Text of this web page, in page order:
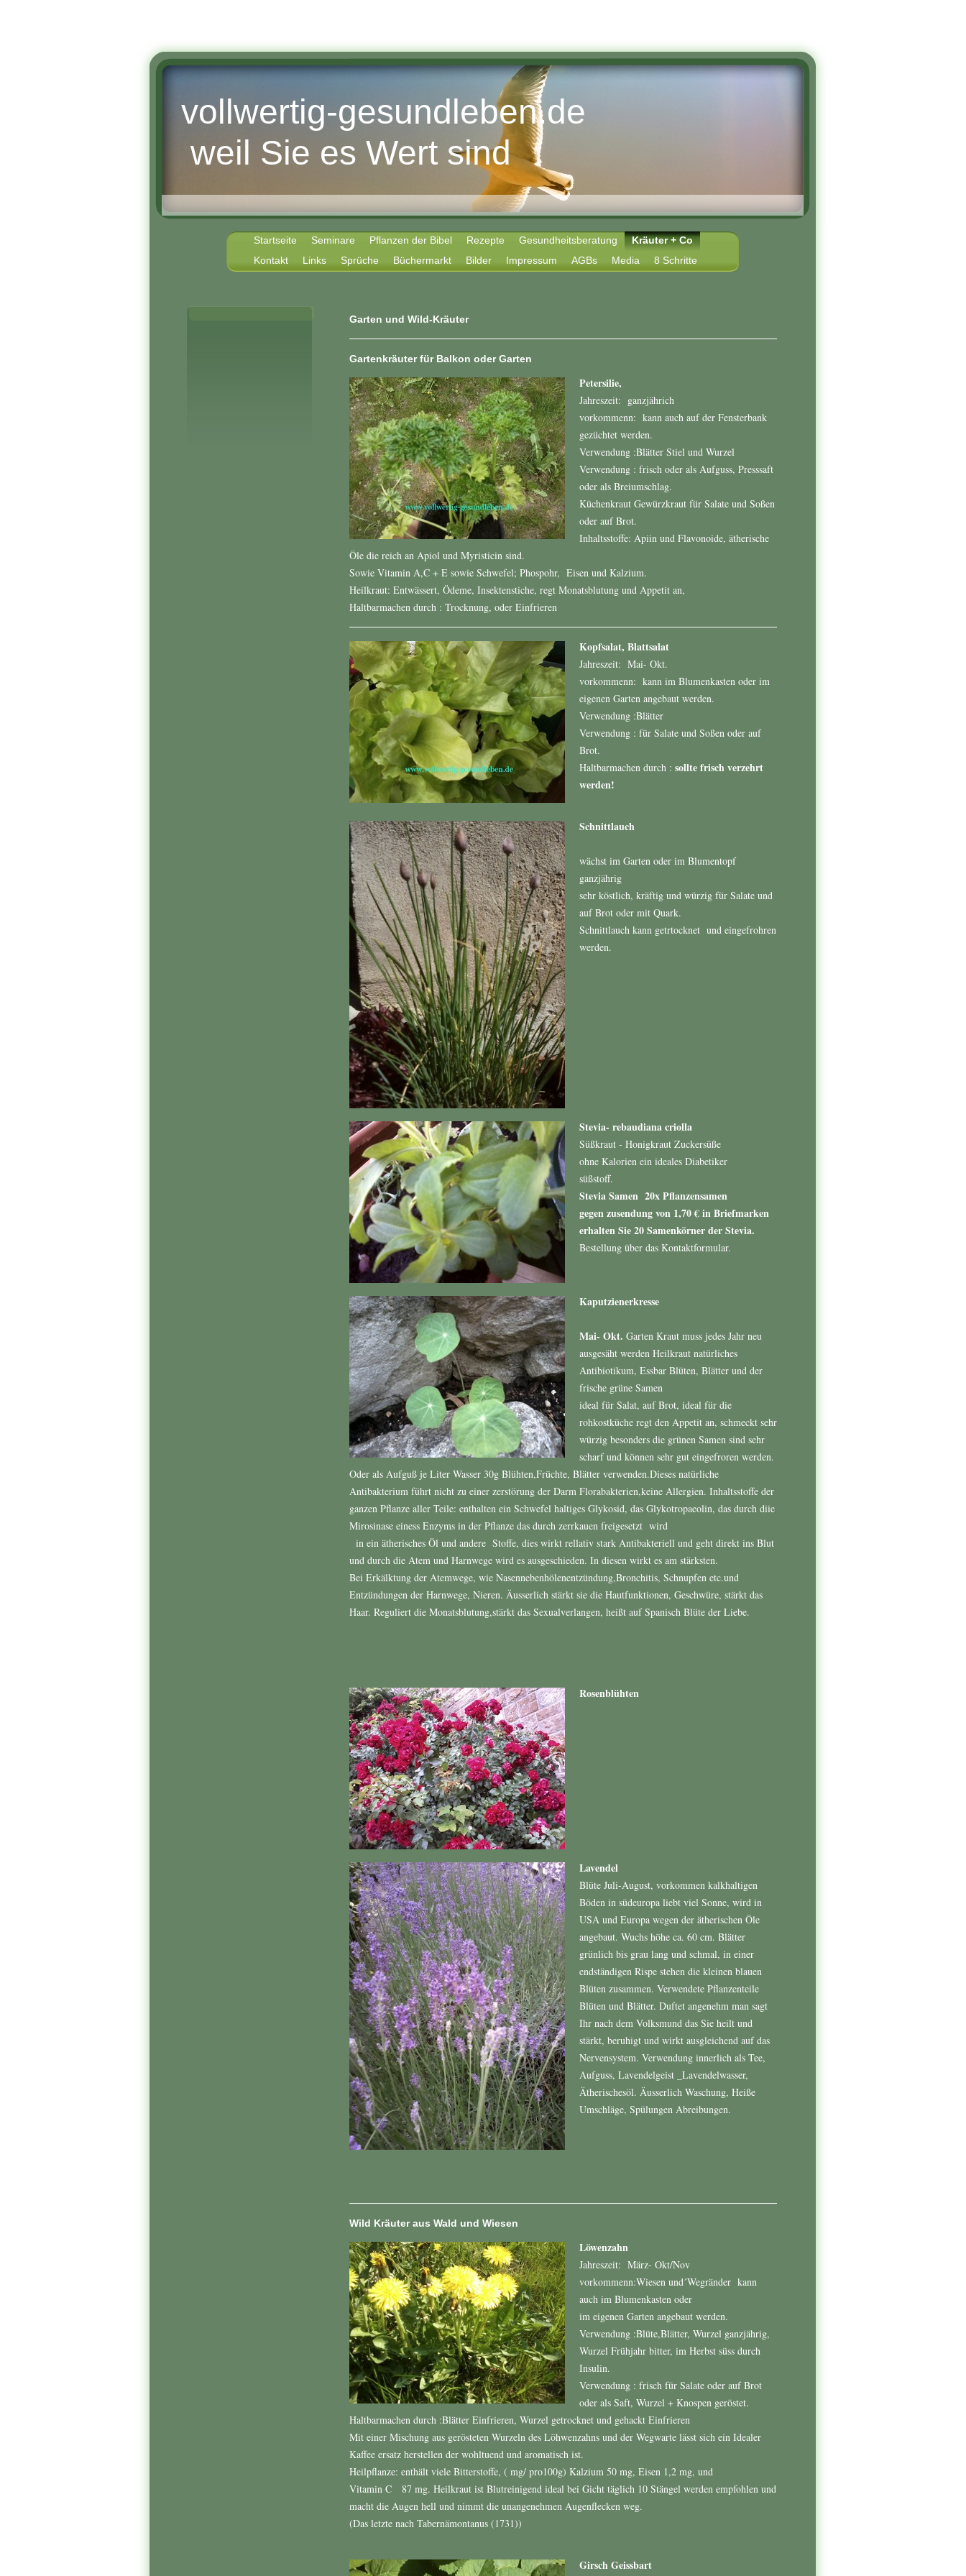
vollwertig-gesundleben.de
weil Sie es Wert sind
Startseite Seminare Pflanzen der Bibel Rezepte Gesundheitsberatung
Kräuter + Co
Kontakt
Links Sprüche Büchermarkt Bilder Impressum AGBs Media 8 Schritte
Garten und Wild-Kräuter
Gartenkräuter für Balkon oder Garten
Petersilie,
Jahreszeit: ganzjährich
vorkommenn: kann auch auf der Fensterbank
gezüchtet werden.
Verwendung : Blätter Stiel und Wurzel
Verwendung : frisch oder als Aufguss, Presssaft
oder als Breiumschlag.
Küchenkraut Gewürzkraut für Salate und Soßen
oder auf Brot.
Inhaltsstoffe: Apiin und Flavonoide, ätherische
Öle die reich an Apiol und Myristicin sind.
Sowie Vitamin A,C + E sowie Schwefel; Phospohr, Eisen und Kalzium.
Heilkraut: Entwässert, Ödeme, Insektenstiche, regt Monatsblutung und Appetit an,
Haltbarmachen durch : Trocknung, oder Einfrieren
Kopfsalat, Blattsalat
Jahreszeit: Mai- Okt.
vorkommenn: kann im Blumenkasten oder im
eigenen Garten angebaut werden.
Verwendung : Blätter
Verwendung : für Salate und Soßen oder auf
Brot.
Haltbarmachen durch : sollte frisch verzehrt
werden!
Schnittlauch
wächst im Garten oder im Blumentopf
ganzjährig
sehr köstlich, kräftig und würzig für Salate und
auf Brot oder mit Quark.
Schnittlauch kann getrtocknet und eingefrohren
werden.
Stevia- rebaudiana criolla
Süßkraut - Honigkraut Zuckersüße
ohne Kalorien ein ideales Diabetiker
süßstoff.
Stevia Samen 20x Pflanzensamen
gegen zusendung von 1,70 € in Briefmarken
erhalten Sie 20 Samenkörner der Stevia.
Bestellung über das Kontaktformular.
Kaputzienerkresse
Mai- Okt. Garten Kraut muss jedes Jahr neu
ausgesäht werden Heilkraut natürliches
Antibiotikum, Essbar Blüten, Blätter und der
frische grüne Samen
ideal für Salat, auf Brot, ideal für die
rohkostküche regt den Appetit an, schmeckt sehr
würzig besonders die grünen Samen sind sehr
scharf und können sehr gut eingefroren werden.
Oder als Aufguß je Liter Wasser 30g Blühten,Früchte, Blätter verwenden.Dieses natürliche
Antibakterium führt nicht zu einer zerstörung der Darm Florabakterien,keine Allergien. Inhaltsstoffe der
ganzen Pflanze aller Teile: enthalten ein Schwefel haltiges Glykosid, das Glykotropaeolin, das durch diie
Mirosinase einess Enzyms in der Pflanze das durch zerrkauen freigesetzt wird
in ein ätherisches Öl und andere Stoffe, dies wirkt rellativ stark Antibakteriell und geht direkt ins Blut
und durch die Atem und Harnwege wird es ausgeschieden. In diesen wirkt es am stärksten.
Bei Erkälktung der Atemwege, wie Nasennebenhölenentzündung,Bronchitis, Schnupfen etc.und
Entzündungen der Harnwege, Nieren. Äusserlich stärkt sie die Hautfunktionen, Geschwüre, stärkt das
Haar. Reguliert die Monatsblutung,stärkt das Sexualverlangen, heißt auf Spanisch Blüte der Liebe.
Rosenblühten
Lavendel
Blüte Juli-August, vorkommen kalkhaltigen
Böden in südeuropa liebt viel Sonne, wird in
USA und Europa wegen der ätherischen Öle
angebaut. Wuchs höhe ca. 60 cm. Blätter
grünlich bis grau lang und schmal, in einer
endständigen Rispe stehen die kleinen blauen
Blüten zusammen. Verwendete Pflanzenteile
Blüten und Blätter. Duftet angenehm man sagt
Ihr nach dem Volksmund das Sie heilt und
stärkt, beruhigt und wirkt ausgleichend auf das
Nervensystem. Verwendung innerlich als Tee,
Aufguss, Lavendelgeist _Lavendelwasser,
Ätherischesöl. Äusserlich Waschung, Heiße
Umschläge, Spülungen Abreibungen.
Wild Kräuter aus Wald und Wiesen
Löwenzahn
Jahreszeit: März- Okt/Nov
vorkommenn:Wiesen und´Wegränder kann
auch im Blumenkasten oder
im eigenen Garten angebaut werden.
Verwendung :Blüte, Blätter, Wurzel ganzjährig,
Wurzel Frühjahr bitter, im Herbst süss durch
Insulin.
Verwendung : frisch für Salate oder auf Brot
oder als Saft, Wurzel + Knospen geröstet.
Haltbarmachen durch :Blätter Einfrieren, Wurzel getrocknet und gehackt Einfrieren
Mit einer Mischung aus gerösteten Wurzeln des Löhwenzahns und der Wegwarte lässt sich ein Idealer
Kaffee ersatz herstellen der wohltuend und aromatisch ist.
Heilpflanze: enthält viele Bitterstoffe, ( mg/ pro100g) Kalzium 50 mg, Eisen 1,2 mg, und
Vitamin C 87 mg. Heilkraut ist Blutreinigend ideal bei Gicht täglich 10 Stängel werden empfohlen und
macht die Augen hell und nimmt die unangenehmen Augenflecken weg.
(Das letzte nach Tabernämontanus (1731))
Girsch Geissbart